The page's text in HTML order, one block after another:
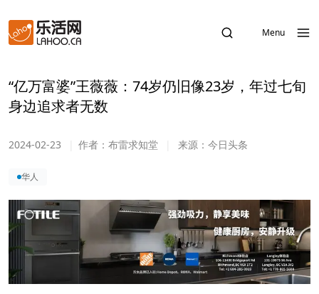
Menu
“亿万富婆”王薇薇：74岁仍旧像23岁，年过七旬
身边追求者无数
2024-02-23 作者： 布雷求知堂 来源： 今日头条
华人